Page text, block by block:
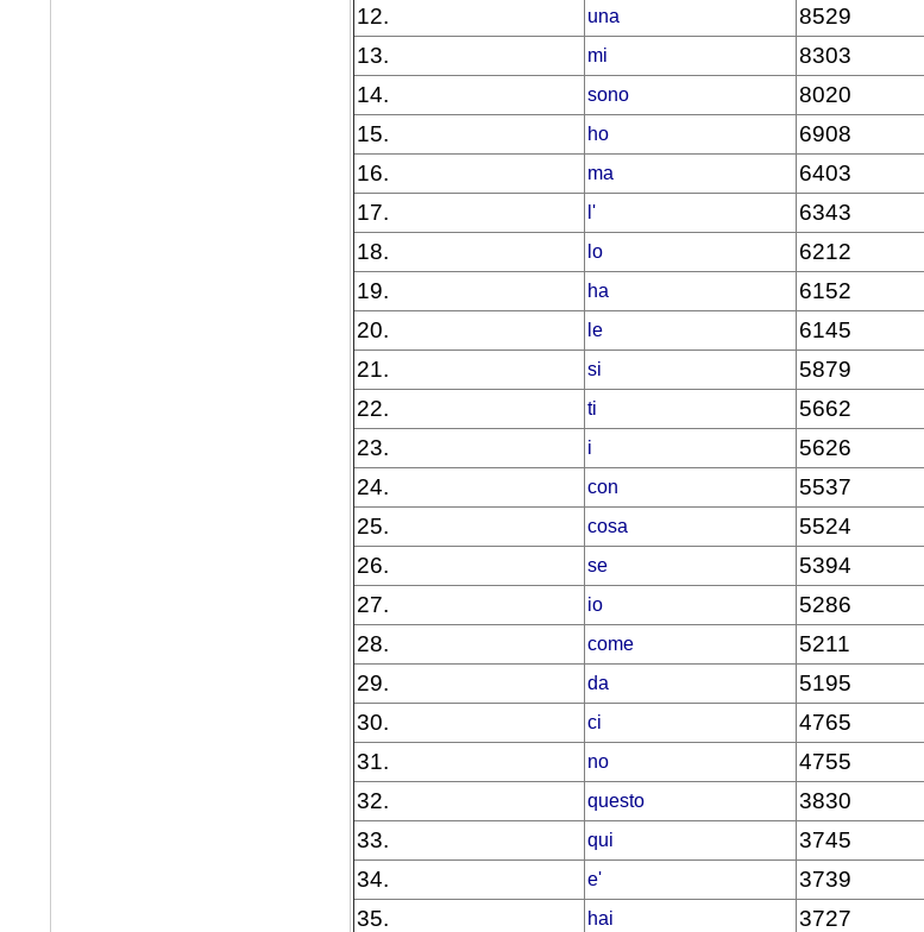
12.
una 8529
13.
mi 8303
14.
sono 8020
15. ho 6908
16. ma 6403
17.
l' 6343
18.
lo 6212
19.
ha 6152
20. le 6145
21.
si 5879
22.
ti 5662
23.
i 5626
24.
con 5537
25.
cosa 5524
26.
se 5394
27.
io 5286
28.
come 5211
29.
da 5195
30.
ci 4765
31.
no 4755
32.
questo 3830
33.
qui 3745
34.
e' 3739
35.
hai 3727